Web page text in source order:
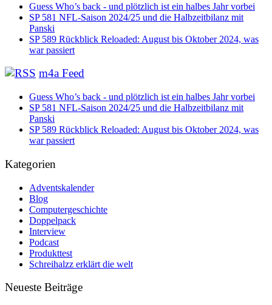
Guess Who’s back - und plötzlich ist ein halbes Jahr vorbei
SP 581 NFL-Saison 2024/25 und die Halbzeitbilanz mit
Panski
SP 589 Rückblick Reloaded: August bis Oktober 2024, was
war passiert
m4a Feed
Guess Who’s back - und plötzlich ist ein halbes Jahr vorbei
SP 581 NFL-Saison 2024/25 und die Halbzeitbilanz mit
Panski
SP 589 Rückblick Reloaded: August bis Oktober 2024, was
war passiert
Kategorien
Adventskalender
Blog
Computergeschichte
Doppelpack
Interview
Podcast
Produkttest
Schreihalzz erklärt die welt
Neueste Beiträge